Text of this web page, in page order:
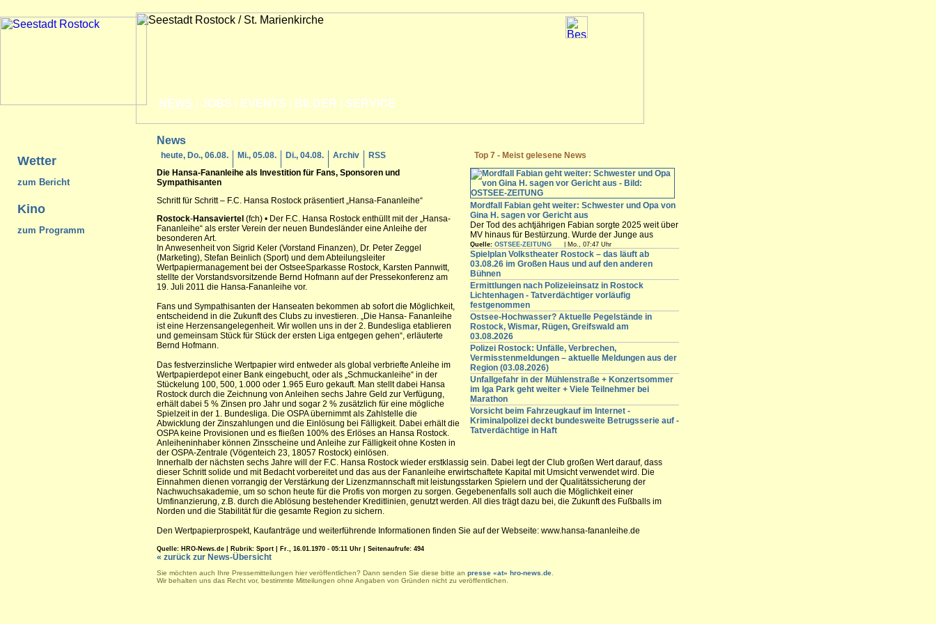
NEWS JOBS EVENTS BILDER SERVICE
Wetter
zum Bericht
Kino
zum Programm
News
Top 7 - Meist gelesene News
Mordfall Fabian geht weiter: Schwester und Opa von
Gina H. sagen vor Gericht aus
Der Tod des achtjährigen Fabian sorgte 2025 weit über
MV hinaus für Bestürzung. Wurde der Junge aus
Güstrow von der damaligen Ex-Partnerin des Vaters
ermordet? Das versucht ein Gericht zu klären. Nach
einer mehrwöchigen Unterbrechung wird der Prozess
am Donnerstag (6. August) am Landgericht Rostock...
Quelle: OSTSEE-ZEITUNG | Mo., 07:47 Uhr
Spielplan Volkstheater Rostock – das läuft ab
03.08.26 im Großen Haus und auf den anderen
Bühnen
Ermittlungen nach Polizeieinsatz in Rostock
Lichtenhagen - Tatverdächtiger vorläufig
festgenommen
Ostsee-Hochwasser? Aktuelle Pegelstände in
Rostock, Wismar, Rügen, Greifswald am
03.08.2026
Polizei Rostock: Unfälle, Verbrechen,
Vermisstenmeldungen – aktuelle Meldungen aus der
Region (03.08.2026)
Unfallgefahr in der Mühlenstraße + Konzertsommer
im Iga Park geht weiter + Viele Teilnehmer bei
Marathon
Vorsicht beim Fahrzeugkauf im Internet -
Kriminalpolizei deckt bundesweite Betrugsserie auf -
Tatverdächtige in Haft
heute, Do., 06.08. Mi., 05.08. Di., 04.08. Archiv
RSS
Die Hansa-Fananleihe als Investition für Fans, Sponsoren und
Sympathisanten
Schritt für Schritt – F.C. Hansa Rostock präsentiert „Hansa-Fananleihe“
Rostock-Hansaviertel (fch) • Der F.C. Hansa Rostock enthüllt mit der „Hansa-
Fananleihe“ als erster Verein der neuen Bundesländer eine Anleihe der
besonderen Art.
In Anwesenheit von Sigrid Keler (Vorstand Finanzen), Dr. Peter Zeggel
(Marketing), Stefan Beinlich (Sport) und dem Abteilungsleiter
Wertpapiermanagement bei der OstseeSparkasse Rostock, Karsten Pannwitt,
stellte der Vorstandsvorsitzende Bernd Hofmann auf der Pressekonferenz am
19. Juli 2011 die Hansa-Fananleihe vor.
Fans und Sympathisanten der Hanseaten bekommen ab sofort die Möglichkeit,
entscheidend in die Zukunft des Clubs zu investieren. „Die Hansa- Fananleihe
ist eine Herzensangelegenheit. Wir wollen uns in der 2. Bundesliga etablieren
und gemeinsam Stück für Stück der ersten Liga entgegen gehen“, erläuterte
Bernd Hofmann.
Das festverzinsliche Wertpapier wird entweder als global verbriefte Anleihe im
Wertpapierdepot einer Bank eingebucht, oder als „Schmuckanleihe“ in der
Stückelung 100, 500, 1.000 oder 1.965 Euro gekauft. Man stellt dabei Hansa
Rostock durch die Zeichnung von Anleihen sechs Jahre Geld zur Verfügung,
erhält dabei 5 % Zinsen pro Jahr und sogar 2 % zusätzlich für eine mögliche
Spielzeit in der 1. Bundesliga. Die OSPA übernimmt als Zahlstelle die
Abwicklung der Zinszahlungen und die Einlösung bei Fälligkeit. Dabei erhält die
OSPA keine Provisionen und es fließen 100% des Erlöses an Hansa Rostock.
Anleiheninhaber können Zinsscheine und Anleihe zur Fälligkeit ohne Kosten in
der OSPA-Zentrale (Vögenteich 23, 18057 Rostock) einlösen.
Innerhalb der nächsten sechs Jahre will der F.C. Hansa Rostock wieder erstklassig sein. Dabei legt der Club großen Wert darauf, dass
dieser Schritt solide und mit Bedacht vorbereitet und das aus der Fananleihe erwirtschaftete Kapital mit Umsicht verwendet wird. Die
Einnahmen dienen vorrangig der Verstärkung der Lizenzmannschaft mit leistungsstarken Spielern und der Qualitätssicherung der
Nachwuchsakademie, um so schon heute für die Profis von morgen zu sorgen. Gegebenenfalls soll auch die Möglichkeit einer
Umfinanzierung, z.B. durch die Ablösung bestehender Kreditlinien, genutzt werden. All dies trägt dazu bei, die Zukunft des Fußballs im
Norden und die Stabilität für die gesamte Region zu sichern.
Den Wertpapierprospekt, Kaufanträge und weiterführende Informationen finden Sie auf der Webseite: www.hansa-fananleihe.de
Quelle: HRO-News.de | Rubrik: Sport | Fr., 16.01.1970 - 05:11 Uhr | Seitenaufrufe: 494
« zurück zur News-Übersicht
Sie möchten auch Ihre Pressemitteilungen hier veröffentlichen? Dann senden Sie diese bitte an presse «at» hro-news.de
Wir behalten uns das Recht vor, bestimmte Mitteilungen ohne Angaben von Gründen nicht zu veröffentlichen.